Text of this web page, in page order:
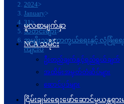
2024>
January>
31>
သတင်းများ>
အမျိုးသားကာကွယ်ရေးနှင့် လုံခြုံရေ
ကျင်းပ
မူလစာမျက်နှာ
NCA သမိုင်း
ဦးတည်ချက်နှင့်ရည်ရွယ်ချက်
အထိမ်းအမှတ်တံဆိပ်များ
ဆောင်ပုဒ်များ
ငြိမ်းချမ်းရေးဖော်‌ဆောင်မှုယန္တရားမ